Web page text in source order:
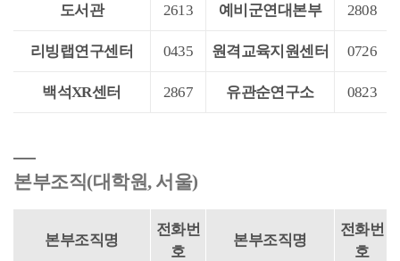
도서관 2613 예비군연대본부 2808
리빙랩연구센터 0435 원격교육지원센터 0726
백석XR센터 2867 유관순연구소 0823
본부조직(대학원, 서울)
본부조직명
전화번
호
본부조직명
전화번
호